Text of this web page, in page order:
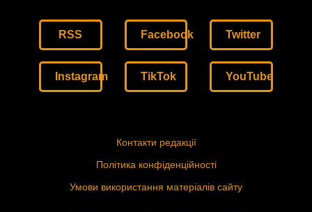
RSS Facebook Twitter
Instagram TikTok YouTube
Контакти редакції
Політика конфіденційності
Умови використання матеріалів сайту